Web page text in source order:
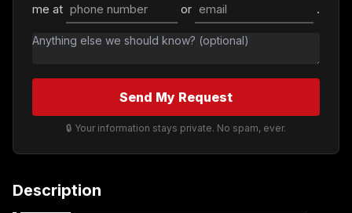
me at
or .
Send My Request
🔒 Your information stays private. No spam, ever.
Description